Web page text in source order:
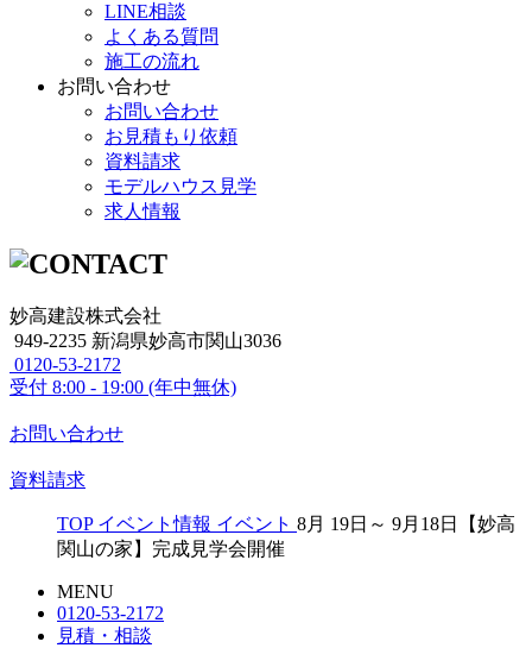
LINE相談
よくある質問
施工の流れ
お問い合わせ
お問い合わせ
お見積もり依頼
資料請求
モデルハウス見学
求人情報
妙高建設株式会社
949-2235 新潟県妙高市関山3036
0120-53-2172
受付 8:00 - 19:00 (年中無休)
お問い合わせ
資料請求
TOP イベント情報 イベント 8月 19日～ 9月18日【妙高
関山の家】完成見学会開催
MENU
0120-53-2172
見積・相談